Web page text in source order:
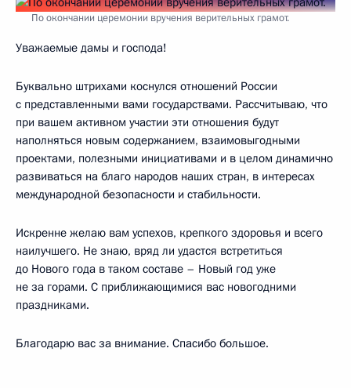
По окончании церемонии вручения верительных грамот.
Уважаемые дамы и господа!
Буквально штрихами коснулся отношений России
с представленными вами государствами. Рассчитываю, что
при вашем активном участии эти отношения будут
наполняться новым содержанием, взаимовыгодными
проектами, полезными инициативами и в целом динамично
развиваться на благо народов наших стран, в интересах
международной безопасности и стабильности.
Искренне желаю вам успехов, крепкого здоровья и всего
наилучшего. Не знаю, вряд ли удастся встретиться
до Нового года в таком составе – Новый год уже
не за горами. С приближающимися вас новогодними
праздниками.
Благодарю вас за внимание. Спасибо большое.